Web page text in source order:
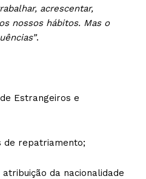
acrescentar,
nossos hábitos. Mas o
.
Estrangeiros e
de repatriamento;
da nacionalidade